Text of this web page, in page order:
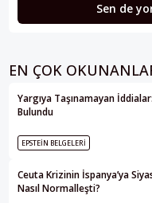
Sen de
EN ÇOK
Yargıya Taşınamayan
Bulundu
EPSTEIN BELGELERI
Ceuta Krizinin İspanya’ya
Nasıl Normalleşti?